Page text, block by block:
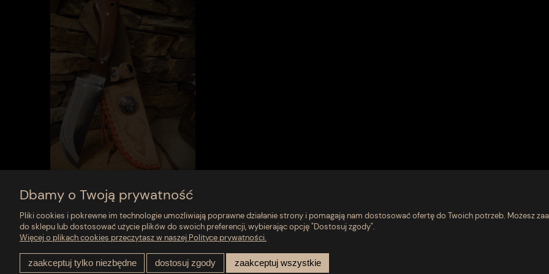
Moje konto
Twoje zamówienia
Płatności i dostawa
Formy płatności
Dbamy o Twoją prywatność
Pliki cookies i pokrewne im technologie umożliwiają poprawne działanie strony i pomagają nam dostosować ofertę do Twoich potrzeb. Możesz
do sklepu lub dostosować użycie plików do swoich preferencji, wybierając opcję "Dostosuj zgody".
Więcej o plikach cookies przeczytasz w naszej Polityce prywatności.
zaakceptuj tylko niezbędne dostosuj zgody zaakceptuj wszystkie